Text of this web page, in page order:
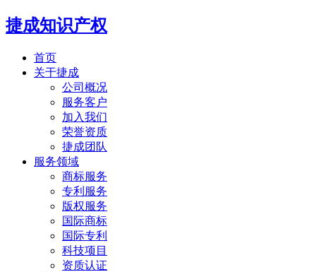
捷成知识产权
首页
关于捷成
公司概况
服务客户
加入我们
荣誉资质
捷成团队
服务领域
商标服务
专利服务
版权服务
国际商标
国际专利
科技项目
资质认证